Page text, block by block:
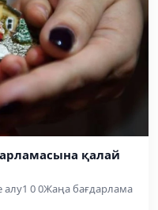
қалай
алу1 0 0Жаңа бағдарлама